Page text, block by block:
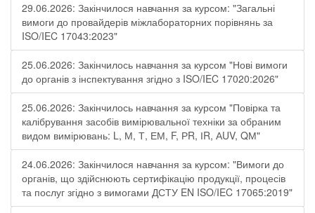
29.06.2026: Закінчилося навчання за курсом: "Загальні
вимоги до провайдерів міжлабораторних порівнянь за
ISO/IEC 17043:2023"
25.06.2026: Закінчилось навчання за курсом "Нові вимоги
до органів з інспектування згідно з ISO/IEC 17020:2026"
25.06.2026: Закінчилось навчання за курсом "Повірка та
калібрування засобів вимірювальної техніки за обраним
видом вимірювань: L, М, Т, ЕМ, F, РR, ІR, АUV, QМ"
24.06.2026: Закінчилося навчання за курсом: "Вимоги до
органів, що здійснюють сертифікацію продукції, процесів
та послуг згідно з вимогами ДСТУ EN ISO/IEC 17065:2019"